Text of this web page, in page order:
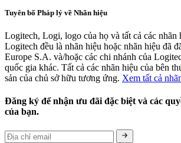
Tuyên bố Pháp lý về Nhãn hiệu
Logitech, Logi, logo của họ và tất cả các nhãn
Logitech đều là nhãn hiệu hoặc nhãn hiệu đã
Europe S.A. và/hoặc các chi nhánh của
quốc gia khác. Tất cả các nhãn hiệu của bên
sản của chủ sở hữu tương ứng. Xem tất cả
Đăng ký để nhận ưu đãi đặc biệt và các
của bạn.